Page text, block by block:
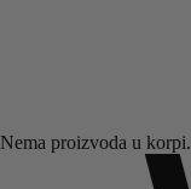
Nema proizvoda u korpi.